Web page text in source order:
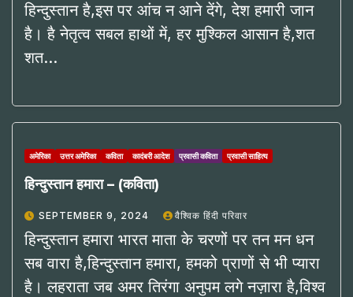
हिन्दुस्तान है,इस पर आंच न आने देंगे, देश हमारी जान
है। है नेतृत्व सबल हाथों में, हर मुश्किल आसान है,शत
शत…
अमेरिका उत्तर अमेरिका कविता कादंबरी आदेश प्रवासी कविता प्रवासी साहित्य
हिन्दुस्तान हमारा – (कविता)
SEPTEMBER 9, 2024 वैश्विक हिंदी परिवार
हिन्दुस्तान हमारा भारत माता के चरणों पर तन मन धन
सब वारा है,हिन्दुस्तान हमारा, हमको प्राणों से भी प्यारा
है। लहराता जब अमर तिरंगा अनुपम लगे नज़ारा है,विश्व